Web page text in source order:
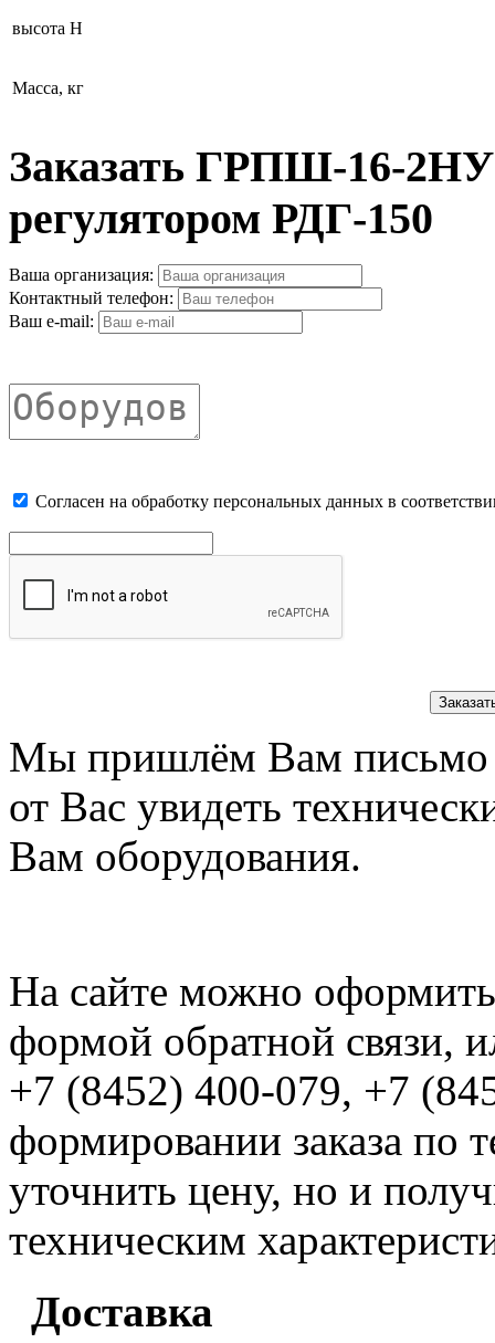
высота H
Масса, кг
Заказать ГРПШ-16-
регулятором РДГ-150
Ваша организация:
Контактный телефон:
Ваш e-mail:
Cогласен на обработку персональных данных в
Мы пришлём Вам письмо
от Вас увидеть
Вам оборудования.
На сайте можно оформить
формой обратной связи,
+7 (8452) 400-079, +7
формировании заказа по
уточнить цену, но и
техническим
Доставка